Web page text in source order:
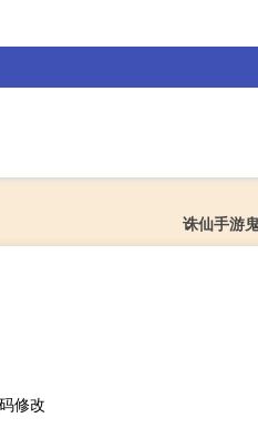
诛仙手游
修改